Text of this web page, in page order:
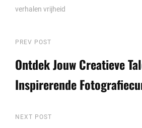
verhalen vrijheid
Berichtnavigatie
Previous
Post
PREV POST
Ontdek Jouw Creatieve
Inspirerende
Next
NEXT POST